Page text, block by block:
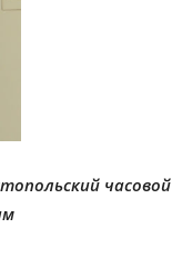
часовой